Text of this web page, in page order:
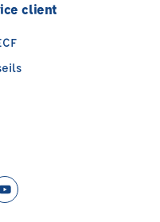
client
fenêtre)
(nouvelle fenêtre)
(nouvelle fenêtre)
(nouvelle fenêtre)